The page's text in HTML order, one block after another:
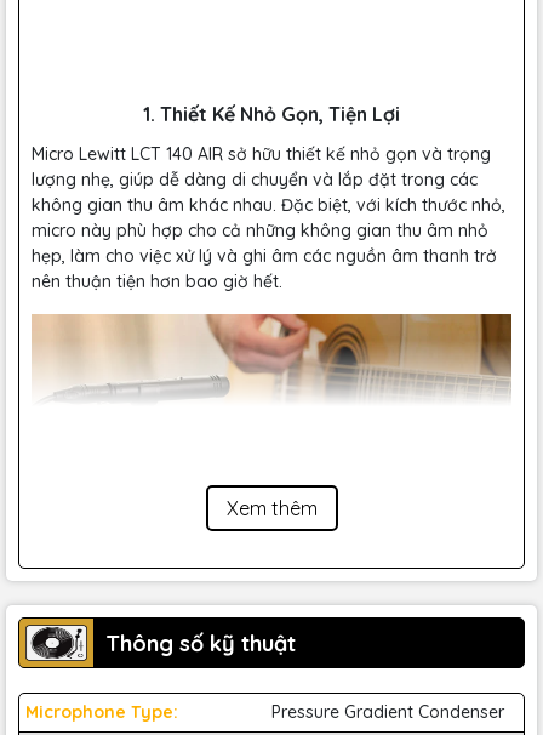
1. Thiết Kế Nhỏ Gọn, Tiện Lợi
Micro Lewitt LCT 140 AIR sở hữu thiết kế nhỏ gọn và trọng
lượng nhẹ, giúp dễ dàng di chuyển và lắp đặt trong các
không gian thu âm khác nhau. Đặc biệt, với kích thước nhỏ,
micro này phù hợp cho cả những không gian thu âm nhỏ
hẹp, làm cho việc xử lý và ghi âm các nguồn âm thanh trở
nên thuận tiện hơn bao giờ hết.
2. Chất Lượng Âm Thanh Tinh Tế
chất lượng âm thanh tuyệt hảo mà nó mang lại. Với màng
chắn nhỏ (small-diaphragm), micro này có khả năng ghi lại
các chi tiết âm thanh một cách tinh tế và chính xác. Điều
này đặc biệt quan trọng khi ghi âm các nhạc cụ như guitar,
trung thực.
Xem thêm
Thông số kỹ thuật
Microphone Type:
Pressure Gradient Condenser